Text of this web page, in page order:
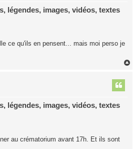
légendes, images, vidéos, textes
ce qu'ils en pensent... mais moi perso je
légendes, images, vidéos, textes
au crématorium avant 17h. Et ils sont